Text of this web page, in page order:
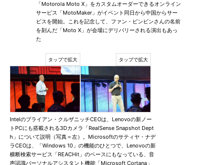
「Motorola Moto X」をカスタムオーダーできるオンライン
サービス「MotoMaker」がイベント同日から中国からサー
ビスを開始。これを記念して、ファン・ビンビンさんの名前
を刻んだ「Moto X」が会場にデリバリーされる演出もあっ
た
Intelのブライアン・クルザニッチCEOは、Lenovoの新ノー
トPCにも搭載される3Dカメラ「RealSense Snapshot Dept
h」について説明（写真＝左）。Microsoftのサティヤ・ナデ
ラCEOは、「Windows 10」の機能のひとつで、Lenovoの新
横断検索サービス「REACHit」のベースにもなっている、音
声認識パーソナルアシスタント機能「Microsoft Cortana」